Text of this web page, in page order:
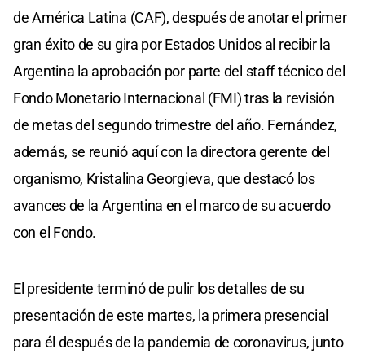
de América Latina (CAF), después de anotar el primer
gran éxito de su gira por Estados Unidos al recibir la
Argentina la aprobación por parte del staff técnico del
Fondo Monetario Internacional (FMI) tras la revisión
de metas del segundo trimestre del año. Fernández,
además, se reunió aquí con la directora gerente del
organismo, Kristalina Georgieva, que destacó los
avances de la Argentina en el marco de su acuerdo
con el Fondo.
El presidente terminó de pulir los detalles de su
presentación de este martes, la primera presencial
para él después de la pandemia de coronavirus, junto